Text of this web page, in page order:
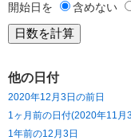
開始日を 含めない
他の日付
2020年12月3日の前日
1ヶ月前の日付(2020年11月
1年前の12月3日